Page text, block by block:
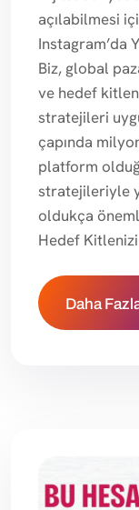
açılabilmesi
Instagram’da
Biz, global
ve hedef
stratejileri
çapında
platform
stratejileriyle
oldukça
Hedef
Daha